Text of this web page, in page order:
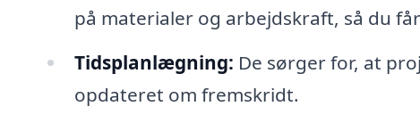
på materialer og arbejdskraft, så du
Tidsplanlægning: De sørger for, at
opdateret om fremskridt.